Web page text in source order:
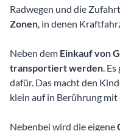
Radwegen und die
Zonen , in denen
Neben dem Einkauf von
transportiert werden .
dafür. Das macht den
klein auf in Berührung mit
Nebenbei wird die eigene